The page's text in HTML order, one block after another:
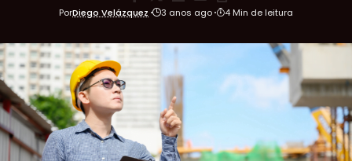
PorDiego Velázquez 3 anos ago 4 Min de leitura